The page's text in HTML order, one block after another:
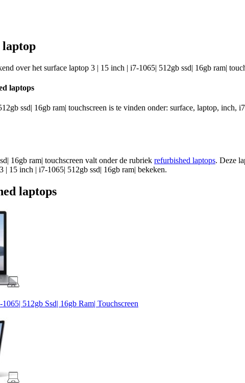
laptop
over het surface laptop 3 | 15 inch | i7-1065| 512gb ssd| 16gb ram|
laptops
ssd| 16gb ram| touchscreen is te vinden onder: surface, laptop,
16gb ram| touchscreen valt onder de rubriek refurbished laptops. Deze
| 15 inch | i7-1065| 512gb ssd| 16gb ram| bekeken.
laptops
512gb Ssd| 16gb Ram| Touchscreen